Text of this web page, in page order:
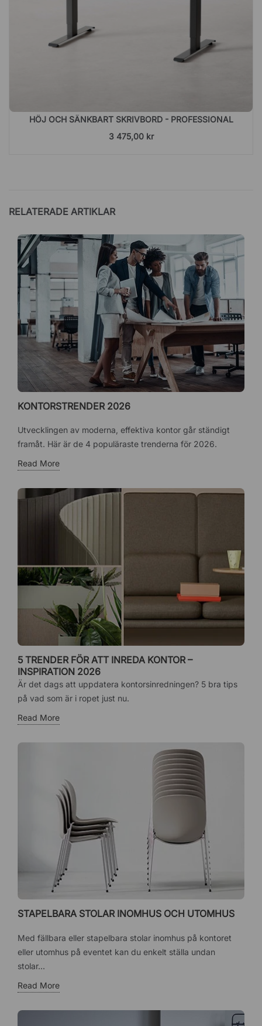
HÖJ OCH SÄNKBART SKRIVBORD - PROFESSIONAL
3 475,00 kr
RELATERADE ARTIKLAR
KONTORSTRENDER 2026
Utvecklingen av moderna, effektiva kontor går ständigt
framåt. Här är de 4 populäraste trenderna för 2026.
Read More
5 TRENDER FÖR ATT INREDA KONTOR –
INSPIRATION 2026
Är det dags att uppdatera kontorsinredningen? 5 bra tips
på vad som är i ropet just nu.
Read More
STAPELBARA STOLAR INOMHUS OCH UTOMHUS
Med fällbara eller stapelbara stolar inomhus på kontoret
eller utomhus på eventet kan du enkelt ställa undan
stolar...
Read More